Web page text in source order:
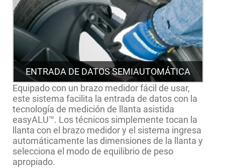
ENTRADA DE DATOS SEMIAUTOMÁTICA
Equipado con un brazo medidor fácil de usar,
este sistema facilita la entrada de datos con la
tecnología de medición de llanta asistida
easyALU™. Los técnicos simplemente tocan la
llanta con el brazo medidor y el sistema ingresa
automáticamente las dimensiones de la llanta y
selecciona el modo de equilibrio de peso
apropiado.